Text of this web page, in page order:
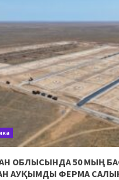
ОБЛЫСЫНДА 50 МЫҢ
АУҚЫМДЫ ФЕРМА